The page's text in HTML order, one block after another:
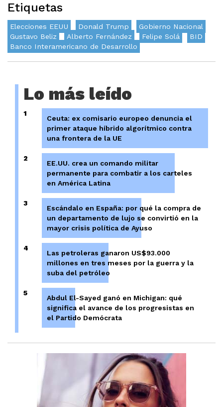
Etiquetas
Elecciones EEUU Donald Trump
Gobierno Nacional
Gustavo Beliz
Alberto Fernández Felipe Solá
BID
Banco Interamericano de Desarrollo
Lo más leído
1
Ceuta: ex comisario europeo denuncia el
primer ataque híbrido algorítmico contra
una frontera de la UE
2
EE.UU. crea un comando militar
permanente para combatir a los carteles
en América Latina
3
Escándalo en España: por qué la compra de
un departamento de lujo se convirtió en la
mayor crisis política de Ayuso
4
Las petroleras ganaron US$93.000
millones en tres meses por la guerra y la
suba del petróleo
5
Abdul El-Sayed ganó en Michigan: qué
significa el avance de los progresistas en
el Partido Demócrata